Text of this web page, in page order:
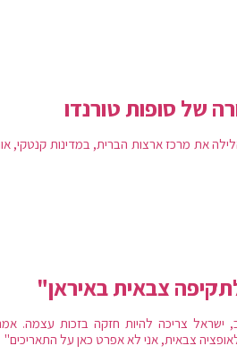
הלילה את מרכז ארצות הברית, במדינות קנטקי,
צבאית באיראן"
ישראל צריכה להיות חזקה בזכות עצמה.
צבאית, אני לא אפרט כאן על התאריכים"